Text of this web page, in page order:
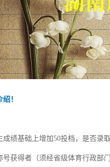
！
绩基础上增加50投档，是否录
获得者（须经省级体育行政部